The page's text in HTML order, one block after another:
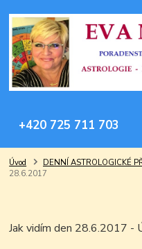
+420 725 711 703
Úvod DENNÍ ASTROLOGICKÉ
28.6.2017
Jak vidím den 28.6.2017 -